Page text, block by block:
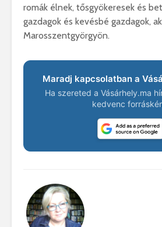
romák élnek, tősgyökeresek és
gazdagok és kevésbé gazdagok,
Marosszentgyörgyön.
Maradj kapcsolatban a
Ha szereted a Vásárhely.ma
kedvenc